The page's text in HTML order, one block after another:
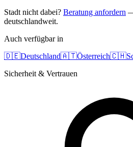
Stadt nicht dabei? Beratung anfordern
deutschlandweit.
Auch verfügbar in
🇩🇪Deutschland🇦🇹Österreich🇨🇭
Sicherheit & Vertrauen